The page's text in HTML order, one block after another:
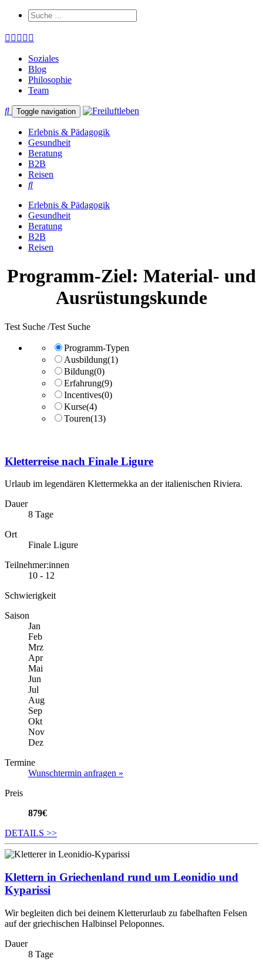
Soziales
Blog
Philosophie
Team
Toggle navigation
Erlebnis & Pädagogik
Gesundheit
Beratung
B2B
Reisen
Erlebnis & Pädagogik
Gesundheit
Beratung
B2B
Reisen
Programm-Ziel: Material- und
Ausrüstungskunde
Test Suche /Test Suche
Programm-Typen
Ausbildung(1)
Bildung(0)
Erfahrung(9)
Incentives(0)
Kurse(4)
Touren(13)
Kletterreise nach Finale Ligure
Urlaub im legendären Klettermekka an der italienischen Riviera.
Dauer
8 Tage
Ort
Finale Ligure
Teilnehmer:innen
10 - 12
Schwierigkeit
Saison
Jan
Feb
Mrz
Apr
Mai
Jun
Jul
Aug
Sep
Okt
Nov
Dez
Termine
Wunschtermin anfragen »
Preis
879€
DETAILS >>
Klettern in Griechenland rund um Leonidio und
Kyparissi
Wir begleiten dich bei deinem Kletterurlaub zu fabelhaften Felsen
auf der griechischen Halbinsel Peloponnes.
Dauer
8 Tage